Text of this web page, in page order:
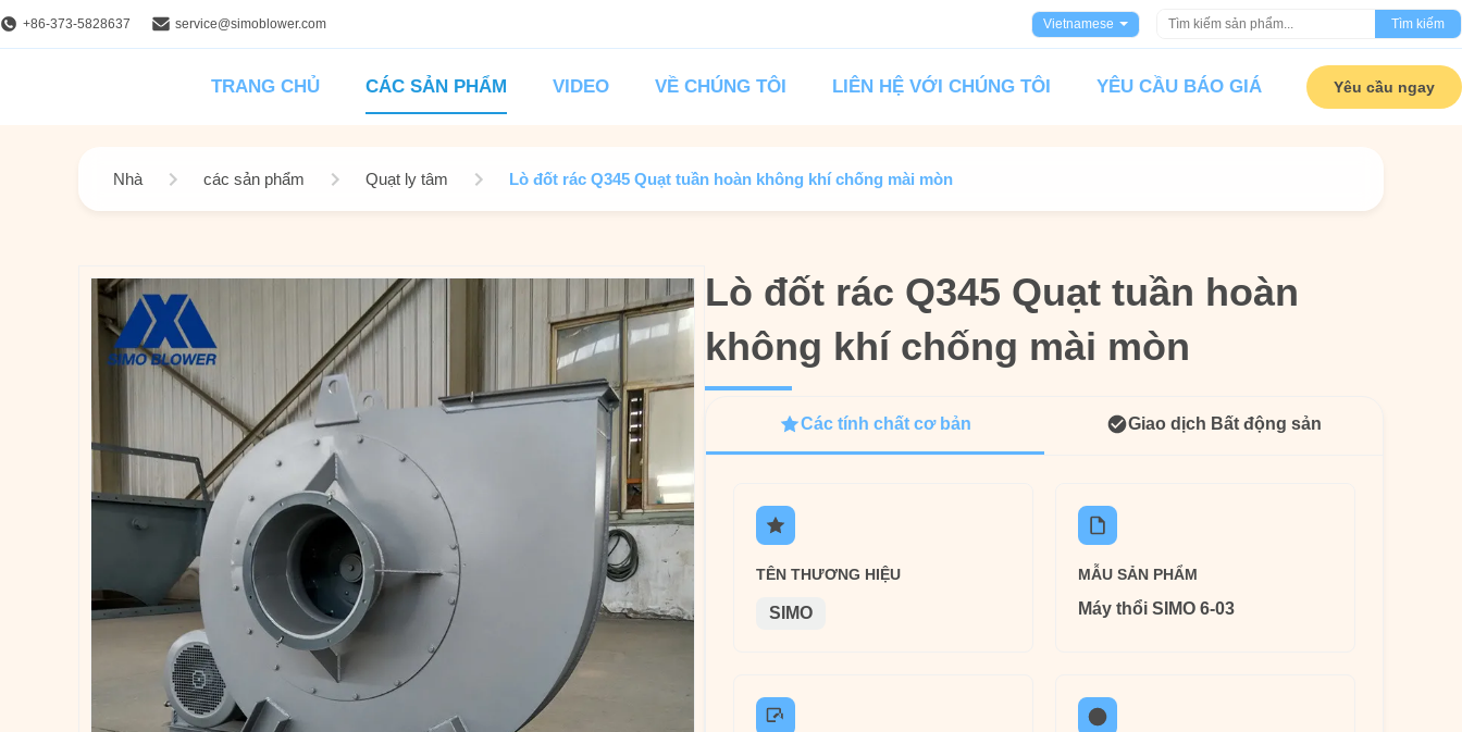
+86-373-5828637 service@simoblower.com Vietnamese Tìm kiếm
TRANG CHỦ CÁC SẢN PHẨM VIDEO VỀ CHÚNG TÔI LIÊN HỆ VỚI CHÚNG TÔI YÊU CẦU BÁO GIÁ Yêu cầu ngay
Nhà các sản phẩm Quạt ly tâm Lò đốt rác Q345 Quạt tuần hoàn không khí chống mài mòn
Lò đốt rác Q345 Quạt tuần hoàn
không khí chống mài mòn
Lò đốt rác Q345 Quạt tuần hoàn
không khí chống mài mòn
Các tính chất cơ bản Giao dịch Bất động sản
TÊN THƯƠNG HIỆU
SIMO
MẪU SẢN PHẨM
Máy thổi SIMO 6-03